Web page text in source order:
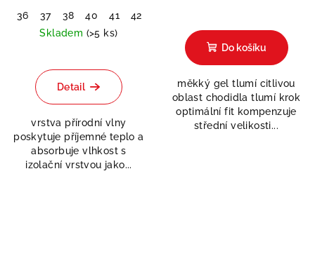
36 37 38 40 41
42
Skladem (>5 ks)
Detail
vrstva přírodní vlny
poskytuje příjemné teplo a
absorbuje vlhkost s
izolační vrstvou jako...
Do košíku
měkký gel tlumí citlivou
oblast chodidla tlumí krok
optimální fit kompenzuje
střední velikosti...